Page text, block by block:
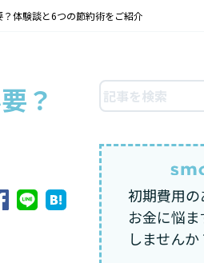
体験談と6つの節約術をご紹介
？
初期費用
お金に悩
しませんか